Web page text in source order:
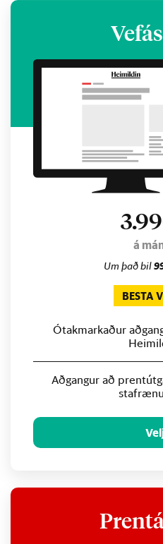
á
Um það bil
BESTA
Ótakmarkaður
Aðgangur að